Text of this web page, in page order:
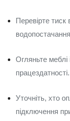
Перевірте тиск
Огляньте меблі
працездатності.
Уточніть, хто
підключення